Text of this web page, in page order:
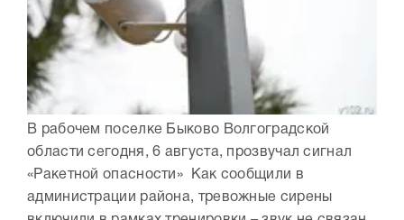
В рабочем поселке Быково Волгоградской
области сегодня, 6 августа, прозвучал сигнал
«Ракетной опасности» Как сообщили в
администрации района, тревожные сирены